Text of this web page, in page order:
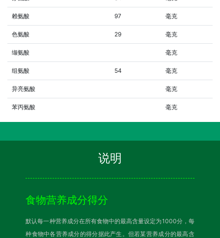
赖氨酸 97 毫克
色氨酸 29 毫克
缬氨酸 毫克
组氨酸 54 毫克
异亮氨酸 毫克
苯丙氨酸 毫克
说明
食物营养成分得分
默认每一种营养成分在所有食物中的最高含量设定为1000分，每
种食物中各营养成分的得分据此产生。但若某营养成分的最高含